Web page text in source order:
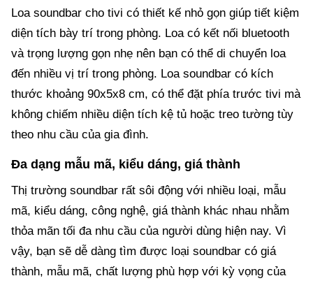
Loa soundbar cho tivi có thiết kế nhỏ gọn giúp tiết kiệm
diện tích bày trí trong phòng. Loa có kết nối bluetooth
và trọng lượng gọn nhẹ nên bạn có thể di chuyển loa
đến nhiều vị trí trong phòng. Loa soundbar có kích
thước khoảng 90x5x8 cm, có thể đặt phía trước tivi mà
không chiếm nhiều diện tích kệ tủ hoặc treo tường tùy
theo nhu cầu của gia đình.
Đa dạng mẫu mã, kiểu dáng, giá thành
Thị trường soundbar rất sôi động với nhiều loại, mẫu
mã, kiểu dáng, công nghệ, giá thành khác nhau nhằm
thỏa mãn tối đa nhu cầu của người dùng hiện nay. Vì
vậy, bạn sẽ dễ dàng tìm được loại soundbar có giá
thành, mẫu mã, chất lượng phù hợp với kỳ vọng của